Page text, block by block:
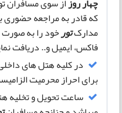
که قادر به مراجعه حضوری
مدارکتورخود را به صورت
فاکس، ایمیل و.. دریافت
در کلیه هتل های
برای احراز محرمیت